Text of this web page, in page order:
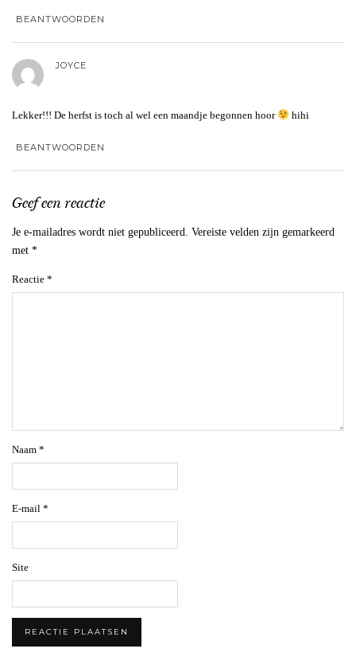
BEANTWOORDEN
JOYCE
Lekker!!! De herfst is toch al wel een maandje begonnen hoor hihi
BEANTWOORDEN
Geef een reactie
Je e-mailadres wordt niet gepubliceerd.
Vereiste velden zijn gemarkeerd
met *
Reactie *
Naam *
E-mail *
Site